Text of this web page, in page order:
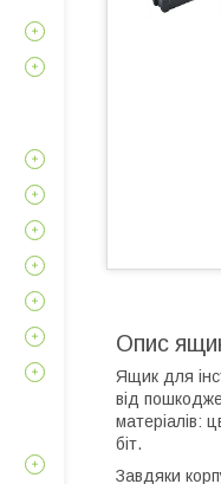
Опис
Ящик для
від
матеріалів:
біт.
Завдяки